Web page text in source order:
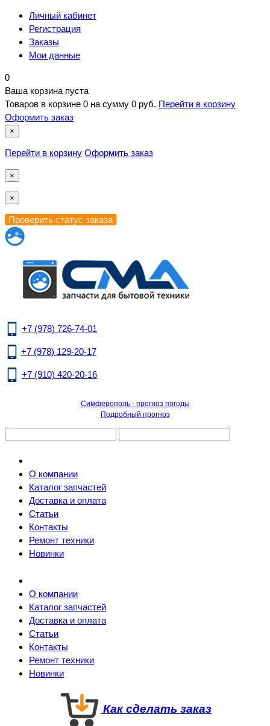
Личный кабинет
Регистрация
Заказы
Мои данные
0
Ваша корзина пуста
Товаров в корзине 0 на сумму 0 руб. Перейти в корзину
Оформить заказ
×
Перейти в корзину Оформить заказ
×
×
+7 (978) 726-74-01
+7 (978) 129-20-17
+7 (910) 420-20-16
Симферополь - прогноз погоды
Подробный прогноз
О компании
Каталог запчастей
Доставка и оплата
Статьи
Контакты
Ремонт техники
Новинки
О компании
Каталог запчастей
Доставка и оплата
Статьи
Контакты
Ремонт техники
Новинки
Как сделать заказ